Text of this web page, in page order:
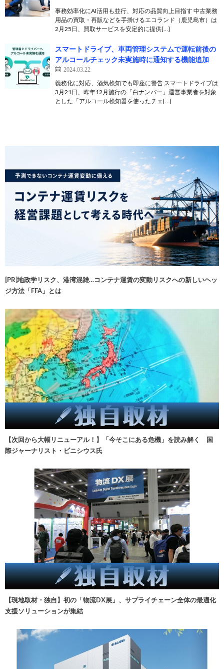
事務効率化にAI活用も並行、対応の品質向上目指す 中古業務
用品の買取・再販などを手掛けるエコランド（鹿児島市）は
2月25日、買取サービスを安定的に提供[…]
スマートドライブ、車両管理システムで運転前後の
アルコールチェック未実施時に通知する機能追加
2024.03.22
義務化に対応、酒気検知でも即座に警告 スマートドライブは
3月21日、昨年12月施行の「白ナンバー」運営事業者を対象
とした「アルコール検知器を使ったチェ[…]
[PR]地政学リスク、港湾混雑…コンテナ運賃の変動リスクへの新しいヘッ
ジ方法「FFA」とは
【次回から大幅リニューアル！】「今そこにある危機」を読み解く 国
際ジャーナリスト・ビニシウス氏
【現地取材・独自】初の「物流DX展」、サプライチェーン全体の最適化
支援ソリューションが集結